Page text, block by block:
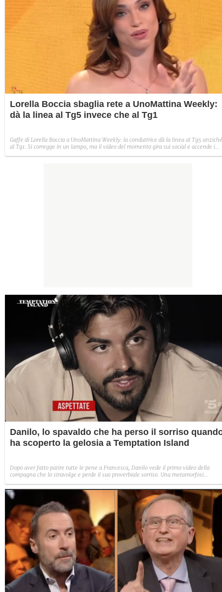
Lorella Boccia sbaglia rete a UnoMattina Weekly:
dà la linea al Tg5 invece che al Tg1
Gaffe di Lorella Boccia a UnoMattina Weekly: la conduttrice dà la linea al Tg5 anziché
al Tg1. Si corregge in un lampo, ma il video del momento gira sui social e accende i
Danilo, lo spavaldo che ha perso il sorriso
ha scoperto la gelosia a Temptation Island
Dopo aver fatto patire tutte le pene a Francesca, Danilo vede il primo video della
compagna che lo stravolge e perde il suo proverbiale sorriso. Una metamorfosi